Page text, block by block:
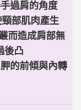
過肩的角度
部肌肉產生
而造成肩部無
後凸
的前傾與內轉